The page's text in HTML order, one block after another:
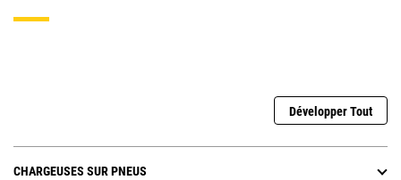
Développer Tout
CHARGEUSES SUR PNEUS